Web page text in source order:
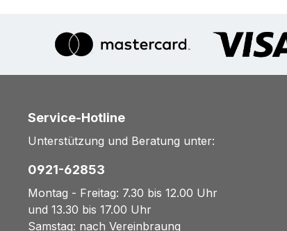
Service-Hotline
Unterstützung und Beratung unter:
0921-62853
Montag - Freitag: 7.30 bis 12.00 Uhr
und 13.30 bis 17.00 Uhr
Samstag: nach Vereinbraung